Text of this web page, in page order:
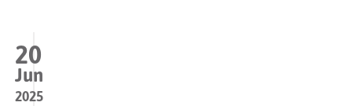
20
Jun
2025